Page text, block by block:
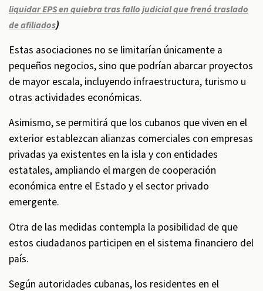
liquidar EPS en quiebra tras fallo judicial que frenó traslado
de afiliados)
Estas asociaciones no se limitarían únicamente a
pequeños negocios, sino que podrían abarcar proyectos
de mayor escala, incluyendo infraestructura, turismo u
otras actividades económicas.
Asimismo, se permitirá que los cubanos que viven en el
exterior establezcan alianzas comerciales con empresas
privadas ya existentes en la isla y con entidades
estatales, ampliando el margen de cooperación
económica entre el Estado y el sector privado
emergente.
Otra de las medidas contempla la posibilidad de que
estos ciudadanos participen en el sistema financiero del
país.
Según autoridades cubanas, los residentes en el